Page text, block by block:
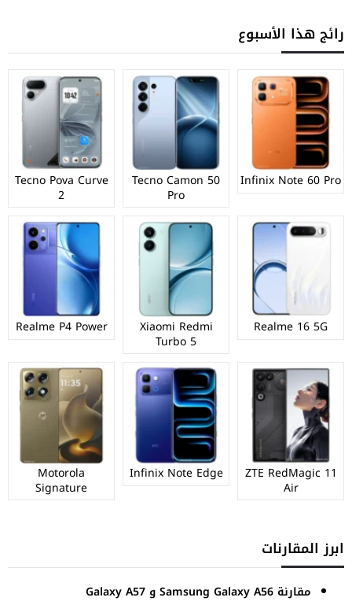
رائج هذا الأسبوع
Infinix Note 60 Pro
Tecno Camon 50
Pro
Tecno Pova Curve
2
Realme 16 5G
Xiaomi Redmi
Turbo 5
Realme P4 Power
ZTE RedMagic 11
Air
Infinix Note Edge
Motorola
Signature
ابرز المقارنات
مقارنة Samsung Galaxy A56 و Galaxy A57